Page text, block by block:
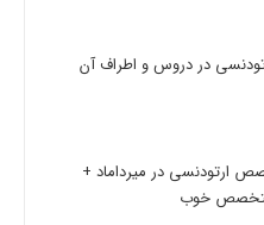
در دروس و اطراف آن
ارتودنسی در میرداماد +
خوب